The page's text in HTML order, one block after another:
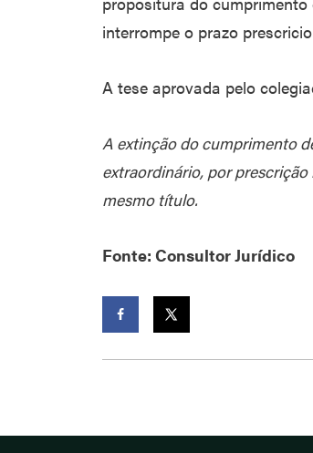
interrompe o prazo
A tese aprovada pelo
A extinção do cumprimento
extraordinário, por
mesmo título.
Fonte: Consultor Jurídico